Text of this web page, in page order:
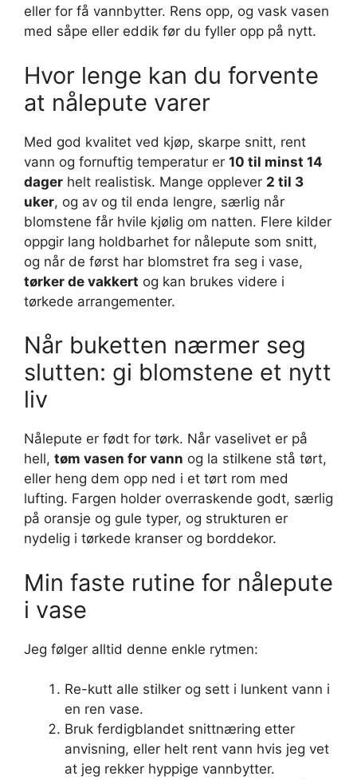
eller for få vannbytter. Rens opp, og vask vasen
med såpe eller eddik før du fyller opp på nytt.
Hvor lenge kan du forvente
at nålepute varer
Med god kvalitet ved kjøp, skarpe snitt, rent
vann og fornuftig temperatur er 10 til minst 14
dager helt realistisk. Mange opplever 2 til 3
uker, og av og til enda lengre, særlig når
blomstene får hvile kjølig om natten. Flere kilder
oppgir lang holdbarhet for nålepute som snitt,
og når de først har blomstret fra seg i vase,
tørker de vakkert og kan brukes videre i
tørkede arrangementer.
Når buketten nærmer seg
slutten: gi blomstene et nytt
liv
Nålepute er født for tørk. Når vaselivet er på
hell, tøm vasen for vann og la stilkene stå tørt,
eller heng dem opp ned i et tørt rom med
lufting. Fargen holder overraskende godt, særlig
på oransje og gule typer, og strukturen er
nydelig i tørkede kranser og borddekor.
Min faste rutine for nålepute
i vase
Jeg følger alltid denne enkle rytmen:
Re-kutt alle stilker og sett i lunkent vann i
en ren vase.
Bruk ferdigblandet snittnæring etter
anvisning, eller helt rent vann hvis jeg vet
at jeg rekker hyppige vannbytter.